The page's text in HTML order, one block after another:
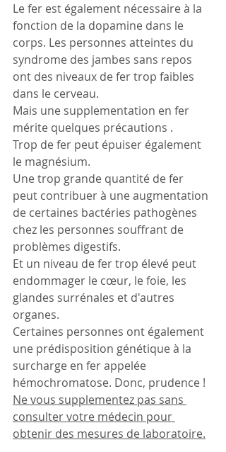
Le fer est également nécessaire à la
fonction de la dopamine dans le
corps. Les personnes atteintes du
syndrome des jambes sans repos
ont des niveaux de fer trop faibles
dans le cerveau.
Mais une supplementation en fer
mérite quelques précautions .
Trop de fer peut épuiser également
le magnésium.
Une trop grande quantité de fer
peut contribuer à une augmentation
de certaines bactéries pathogènes
chez les personnes souffrant de
problèmes digestifs.
Et un niveau de fer trop élevé peut
endommager le cœur, le foie, les
glandes surrénales et d'autres
organes.
Certaines personnes ont également
une prédisposition génétique à la
surcharge en fer appelée
hémochromatose. Donc, prudence !
Ne vous supplementez pas sans
consulter votre médecin pour
obtenir des mesures de laboratoire.